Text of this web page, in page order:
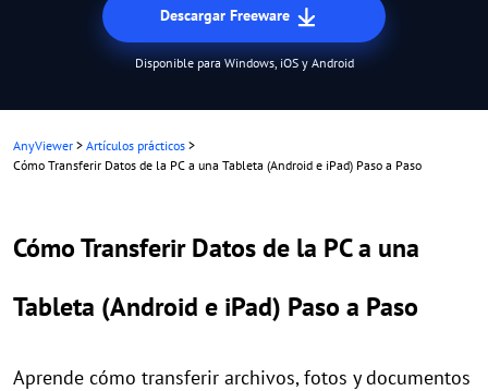
Descargar Freeware
Disponible para Windows, iOS y Android
AnyViewer > Artículos prácticos >
Cómo Transferir Datos de la PC a una Tableta (Android e iPad) Paso a Paso
Cómo Transferir Datos de la PC a una
Tableta (Android e iPad) Paso a Paso
Aprende cómo transferir archivos, fotos y documentos